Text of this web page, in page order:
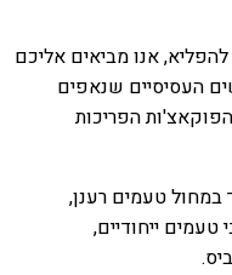
אנו מביאים אליכם
העסיסיים שנאפים
הפריכות
במחול טעמים רענן,
ייחודיים,